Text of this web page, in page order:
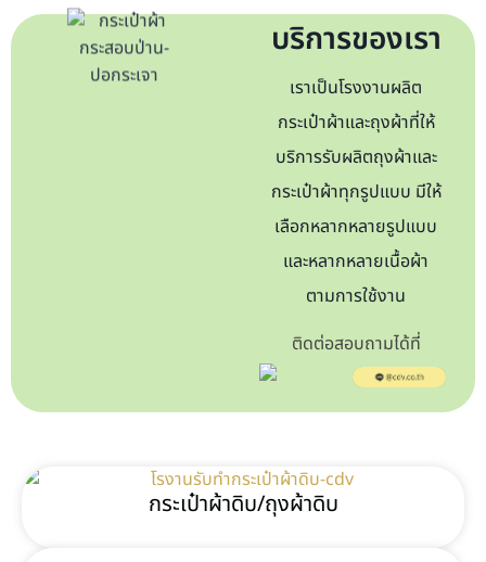
บริการของเรา
เราเป็นโรงงานผลิต
กระเป๋าผ้าและถุงผ้าที่ให้
บริการรับผลิตถุงผ้าและ
กระเป๋าผ้า ทุกรูปแบบ มีให้
เลือกหลากหลายรูปแบบ
และหลากหลายเนื้อผ้า
ตามการใช้งาน
ติดต่อสอบถามได้ที่
กระเป๋าผ้าดิบ/ถุงผ้าดิบ